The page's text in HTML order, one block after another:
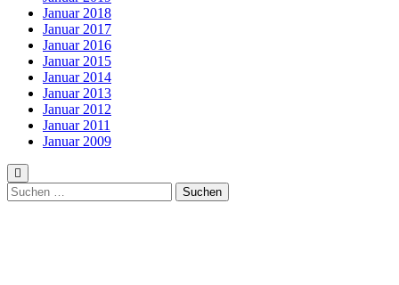
Januar 2018
Januar 2017
Januar 2016
Januar 2015
Januar 2014
Januar 2013
Januar 2012
Januar 2011
Januar 2009
Suchen
nach: